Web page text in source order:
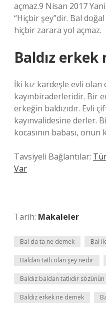
açmaz.9 Nisan 2017
“Hiçbir şey”dir. Bal
hiçbir zarara yol açmaz.
Baldız erkek
İki kız kardeşle evli
kayınbiraderleridir. Bir
erkeğin baldızıdır. Evli
kayınvalidesine derler.
kocasının babası, onun
Tavsiyeli Bağlantılar:
Var
Tarih: Makaleler
Bal da ta ne demek Bal
Baldan tatlı olan şey nedir
Baldız baldan tatlıdır
Baldız erkek ne demek